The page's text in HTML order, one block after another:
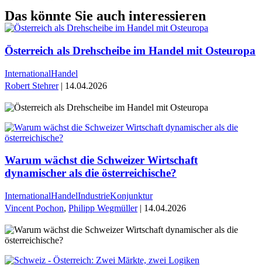
Das könnte Sie auch interessieren
Österreich als Drehscheibe im Handel mit Osteuropa
InternationalHandel
Robert Stehrer| 14.04.2026
Warum wächst die Schweizer Wirtschaft
dynamischer als die österreichische?
InternationalHandelIndustrieKonjunktur
Vincent Pochon, Philipp Wegmüller| 14.04.2026